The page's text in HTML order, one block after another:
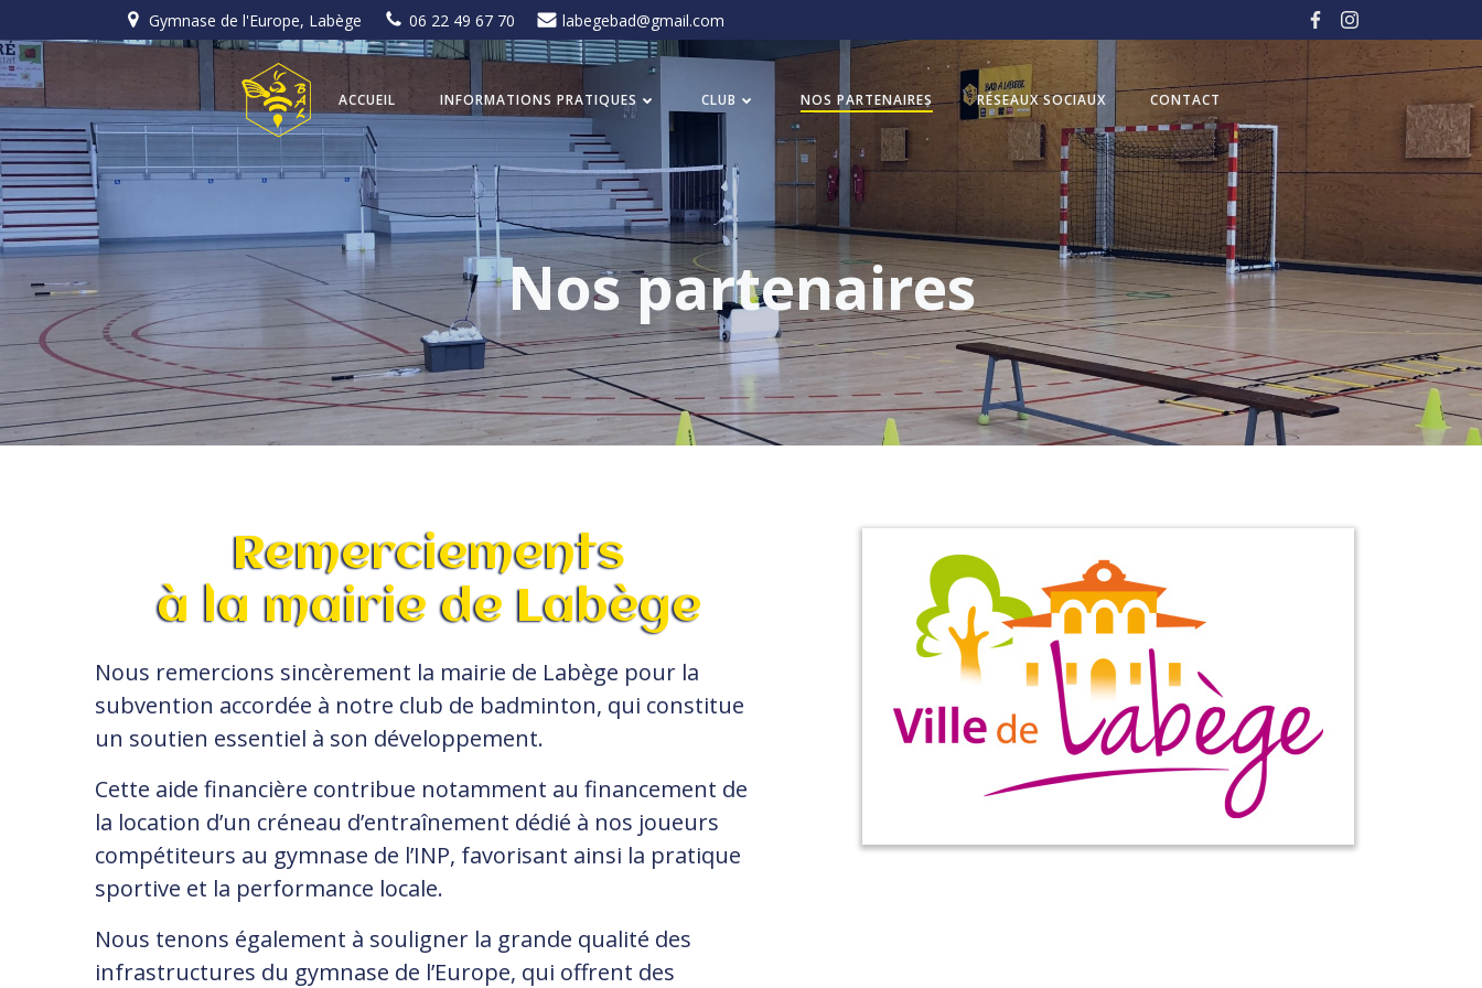
au
contenu
Gymnase de l'Europe, Labège 06 22 49 67 70 labegebad@gmail.com
ACCUEIL INFORMATIONS PRATIQUES CLUB NOS PARTENAIRES RÉSEAUX SOCIAUX CONTACT
Nos partenaires
Remerciements
à la mairie de Labège
Nous remercions sincèrement la mairie de Labège pour la
subvention accordée à notre club de badminton, qui constitue
un soutien essentiel à son développement.
Cette aide financière contribue notamment au financement de
la location d’un créneau d’entraînement dédié à nos joueurs
compétiteurs au gymnase de l’INP, favorisant ainsi la pratique
sportive et la performance locale.
Nous tenons également à souligner la grande qualité des
infrastructures du gymnase de l’Europe, qui offrent des